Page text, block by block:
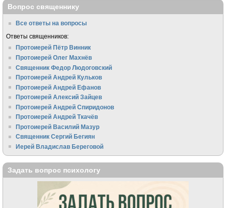
Вопрос священнику
Все ответы на вопросы
Ответы священников:
Протоиерей Пётр Винник
Протоиерей Олег Махнёв
Священник Федор Людоговский
Протоиерей Андрей Кульков
Протоиерей Андрей Ефанов
Протоиерей Алексий Зайцев
Протоиерей Андрей Спиридонов
Протоиерей Андрей Ткачёв
Протоиерей Василий Мазур
Священник Сергий Бегиян
Иерей Владислав Береговой
Задать вопрос психологу